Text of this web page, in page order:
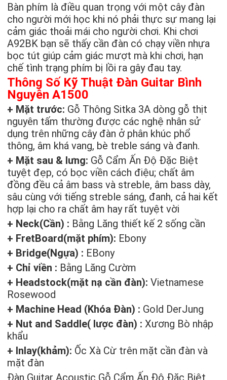
Bàn phím là điều quan trọng với một cây đàn
cho người mới học khi nó phải thực sự mang lại
cảm giác thoải mái cho người chơi. Khi chơi
A92BK bạn sẽ thấy cần đàn có chạy viền nhựa
bọc tút giúp cảm giác mượt mà khi chơi, hạn
chế tình trạng phím bị lồi ra gây đau tay.
Thông Số Kỹ Thuật Đàn Guitar Bình
Nguyên A1500
+ Mặt trước: Gỗ Thông Sitka 3A dòng gỗ thịt
nguyên tấm thường được các nghệ nhân sử
dụng trên những cây đàn ở phân khúc phổ
thông, âm khá vang, bè treble sáng và đanh.
+ Mặt sau & lưng: Gỗ Cẩm Ấn Độ Đặc Biệt
tuyệt đẹp, có bọc viền cách điệu; chất âm
đồng đều cả âm bass và streble, âm bass dày,
sâu cùng với tiếng streble sáng, đanh, cả hai kết
hợp lại cho ra chất âm hay rất tuyệt vời
+ Neck(Cần) : Bằng Lăng thiết kế 2 sống cần
+ FretBoard(mặt phím): Ebony
+ Bridge(Ngựa) : EBony
+ Chỉ viền : Bằng Lăng Cườm
+ Headstock(mặt nạ cần đàn): Vietnamese
Rosewood
+ Machine Head (Khóa Đàn) : Gold DerJung
+ Nut and Saddle( lược đàn) : Xương Bò nhập
khẩu
+ Inlay(khảm): Ốc Xà Cừ trên mặt cần đàn và
mặt đàn
Đàn Guitar Acoustic Gỗ Cẩm Ấn Độ Đặc Biệt